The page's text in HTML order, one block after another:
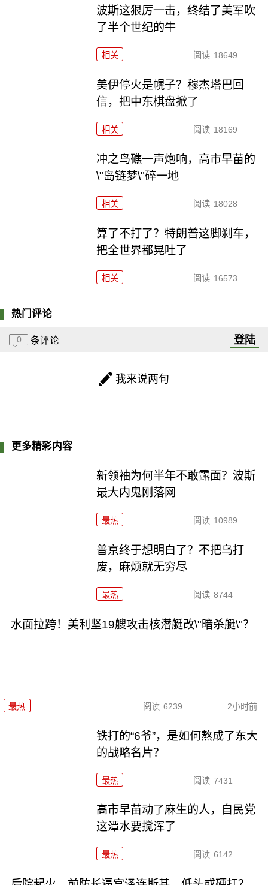
波斯这狠厉一击，终结了美军吹
了半个世纪的牛
相关 阅读 18649
美伊停火是幌子？穆杰塔巴回
信，把中东棋盘掀了
相关 阅读 18169
冲之鸟礁一声炮响，高市早苗的
\"岛链梦\"碎一地
相关 阅读 18028
算了不打了？特朗普这脚刹车，
把全世界都晃吐了
相关 阅读 16573
热门评论
0 条评论 登陆
我来说两句
更多精彩内容
新领袖为何半年不敢露面？波斯
最大内鬼刚落网
最热 阅读 10989
普京终于想明白了？不把乌打
废，麻烦就无穷尽
最热 阅读 8744
水面拉跨！美利坚19艘攻击核潜艇改\"暗杀艇\"？
最热 阅读 6239 2小时前
铁打的“6爷”，是如何熬成了东大
的战略名片？
最热 阅读 7431
高市早苗动了麻生的人，自民党
这潭水要搅浑了
最热 阅读 6142